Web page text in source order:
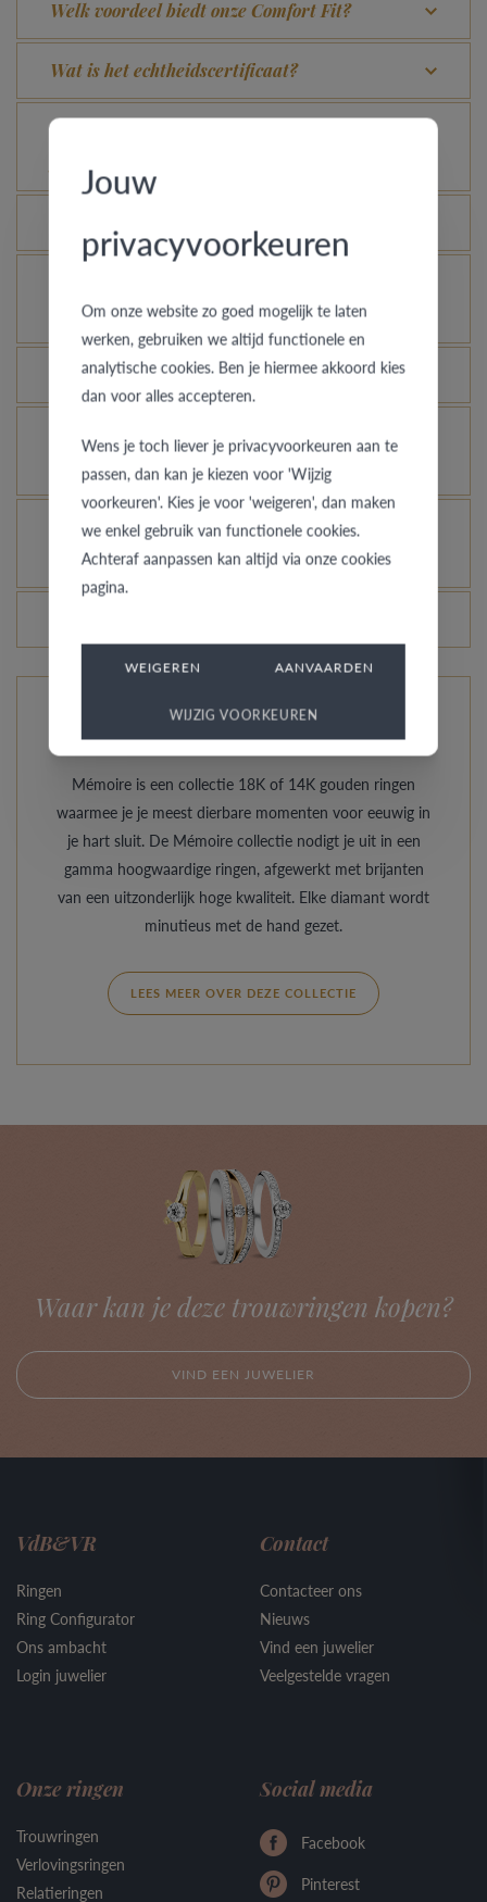
Welk voordeel biedt onze Comfort Fit?
Wat is het echtheidscertificaat?
Voor welke ringen is de diefstalverzekering
andere kleur of breedte?
Hoe blijft je gouden ring er als nieuw uitzien?
Je gouden, platina of palladium ring nog meer
laten glanzen, kan dat?
Hoe vermijd je dat het gerhodineerd wit goud
verandert in champagnekleur?
Mémoire is een collectie 18K of 14K gouden ringen
waarmee je je meest dierbare momenten voor eeuwig in
je hart sluit. De Mémoire collectie nodigt je uit in een
gamma hoogwaardige ringen, afgewerkt met brijanten
van een uitzonderlijk hoge kwaliteit. Elke diamant wordt
minutieus met de hand gezet.
LEES MEER OVER DEZE COLLECTIE
Waar kan je deze trouwringen kopen?
VIND EEN JUWELIER
Jouw
privacyvoorkeuren
Om onze website zo goed mogelijk te laten
werken, gebruiken we altijd functionele en
analytische cookies. Ben je hiermee akkoord kies
dan voor alles accepteren.
Wens je toch liever je privacyvoorkeuren aan te
passen, dan kan je kiezen voor 'Wijzig
voorkeuren'. Kies je voor 'weigeren', dan maken
we enkel gebruik van functionele cookies.
Achteraf aanpassen kan altijd via onze cookies
pagina.
WEIGEREN AANVAARDEN
WIJZIG VOORKEUREN
VdB&VR
Ringen
Ring Configurator
Ons ambacht
Login juwelier
Contact
Contacteer ons
Nieuws
Vind een juwelier
Veelgestelde vragen
Onze ringen
Trouwringen
Verlovingsringen
Relatieringen
Social media
Facebook
Pinterest